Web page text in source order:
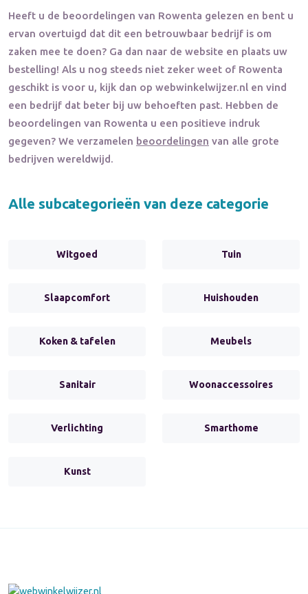
Heeft u de beoordelingen van Rowenta gelezen en bent u
ervan overtuigd dat dit een betrouwbaar bedrijf is om
zaken mee te doen? Ga dan naar de website en plaats uw
bestelling! Als u nog steeds niet zeker weet of Rowenta
geschikt is voor u, kijk dan op webwinkelwijzer.nl en vind
een bedrijf dat beter bij uw behoeften past. Hebben de
beoordelingen van Rowenta u een positieve indruk
gegeven? We verzamelen beoordelingen van alle grote
bedrijven wereldwijd.
Alle subcategorieën van deze categorie
Witgoed Tuin
Slaapcomfort Huishouden
Koken & tafelen Meubels
Sanitair Woonaccessoires
Verlichting Smarthome
Kunst